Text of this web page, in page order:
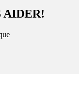
AIDER!